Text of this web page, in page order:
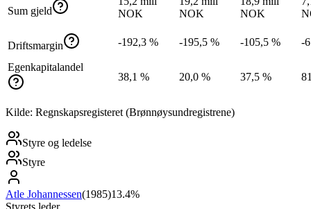
Sum gjeld
NOK
NOK
NOK
Driftsmargin -192,3 % -195,5 % -105,5 % -
Egenkapitalandel
38,1 %
20,0 % 37,5 %
Kilde: Regnskapsregisteret (Brønnøysundregistrene)
Styre og ledelse
Styre
Atle Johannessen(1985)13.4%
Styrets leder